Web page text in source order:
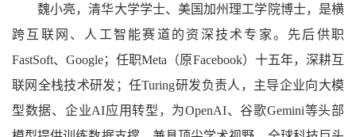
魏小亮，清华大学学士、美国加州理工学院博士，是横
跨互联网、人工智能赛道的资深技术专家。先后供职
FastSoft、Google；任职Meta（原Facebook）十五年，深耕互
联网全栈技术研发；任Turing研发负责人，主导企业向大模
型数据、企业AI应用转型，为OpenAI、谷歌Gemini等头部